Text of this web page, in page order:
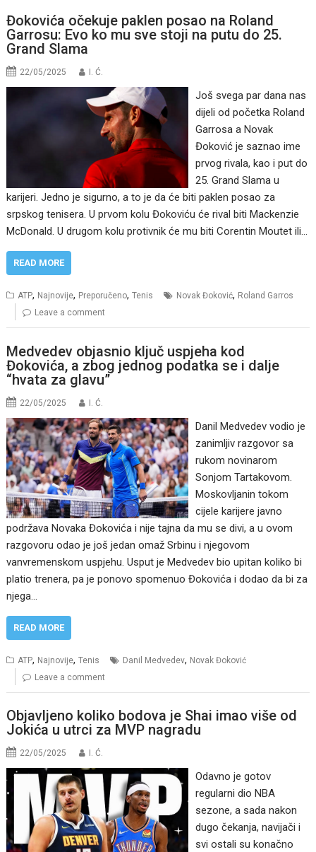
Đokovića očekuje paklen posao na Roland
Garrosu: Evo ko mu sve stoji na putu do 25.
Grand Slama
22/05/2025 I. Ć.
Još svega par dana nas
dijeli od početka Roland
Garrosa a Novak
Đoković je saznao ime
prvog rivala, kao i put do
25. Grand Slama u
karijeri. Jedno je sigurno, a to je da će biti paklen posao za
srpskog tenisera. U prvom kolu Đokoviću će rival biti Mackenzie
McDonald. U drugom kolu protivnik će mu biti Corentin Moutet ili…
READ MORE
ATP, Najnovije, Preporučeno,Tenis Novak Đoković, Roland Garros
Leave a comment
Medvedev objasnio ključ uspjeha kod
Đokovića, a zbog jednog podatka se i dalje
“hvata za glavu”
22/05/2025 I. Ć.
Danil Medvedev vodio je
zanimljiv razgovor sa
rukom novinarom
Sonjom Tartakovom.
Moskovljanin tokom
cijele karijere javno
podržava Novaka Đokovića i nije tajna da mu se divi, a u ovom
razgovoru odao je još jedan omaž Srbinu i njegovom
vanvremenskom uspjehu. Usput je Medvedev bio upitan koliko bi
platio trenera, pa je ponovo spomenuo Đokovića i dodao da bi za
njega…
READ MORE
ATP, Najnovije,Tenis Danil Medvedev, Novak Đoković
Leave a comment
Objavljeno koliko bodova je Shai imao više od
Jokića u utrci za MVP nagradu
22/05/2025 I. Ć.
Odavno je gotov
regularni dio NBA
sezone, a sada nakon
dugo čekanja, navijači i
svi ostali su konačno